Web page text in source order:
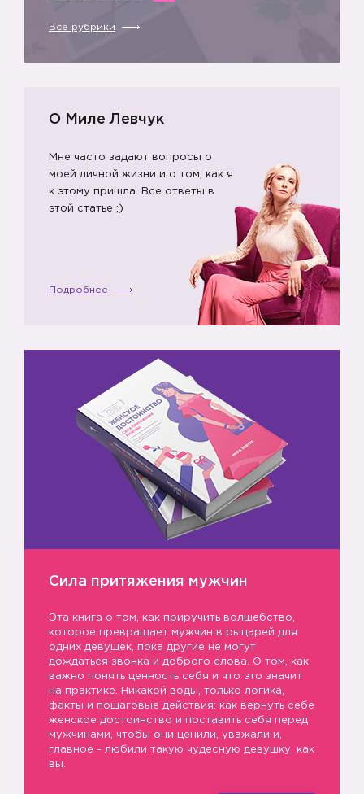
Все рубрики
О Миле Левчук
Мне часто задают вопросы о
моей личной жизни и о том, как я
к этому пришла. Все ответы в
этой статье ;)
Подробнее
Сила притяжения мужчин
Эта книга о том, как приручить волшебство,
которое превращает мужчин в рыцарей для
одних девушек, пока другие не могут
дождаться звонка и доброго слова. О том, как
важно понять ценность себя и что это значит
на практике. Никакой воды, только логика,
факты и пошаговые действия: как вернуть себе
женское достоинство и поставить себя перед
мужчинами, чтобы они ценили, уважали и,
главное - любили такую чудесную девушку, как
вы.